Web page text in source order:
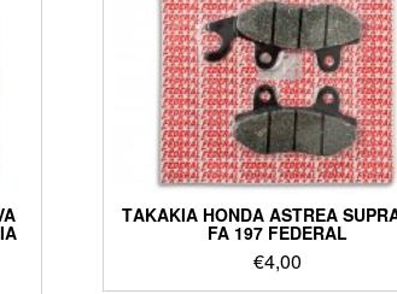
ΤΑΚΑΚΙΑ HONDA ASTREA
FA 197 FEDERAL
€4,00